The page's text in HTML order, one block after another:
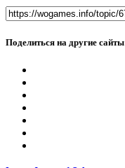
Поделиться на другие сайты